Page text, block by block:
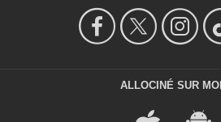
ALLOCINÉ SUR